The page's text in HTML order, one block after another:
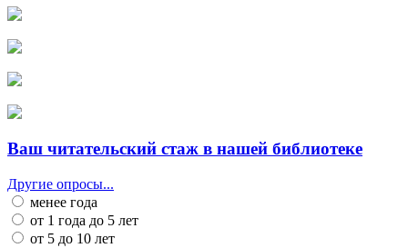
Ваш читательский стаж в нашей библиотеке
Другие опросы...
менее года
от 1 года до 5 лет
от 5 до 10 лет